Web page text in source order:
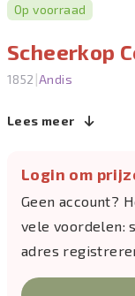
Op voorraad
Scheerkop
1852 |Andis
Lees meer
Login om
Geen account?
vele voordelen:
adres